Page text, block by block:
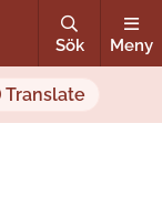
Sök Meny
Translate